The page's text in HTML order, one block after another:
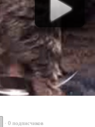
· 0 подписчиков